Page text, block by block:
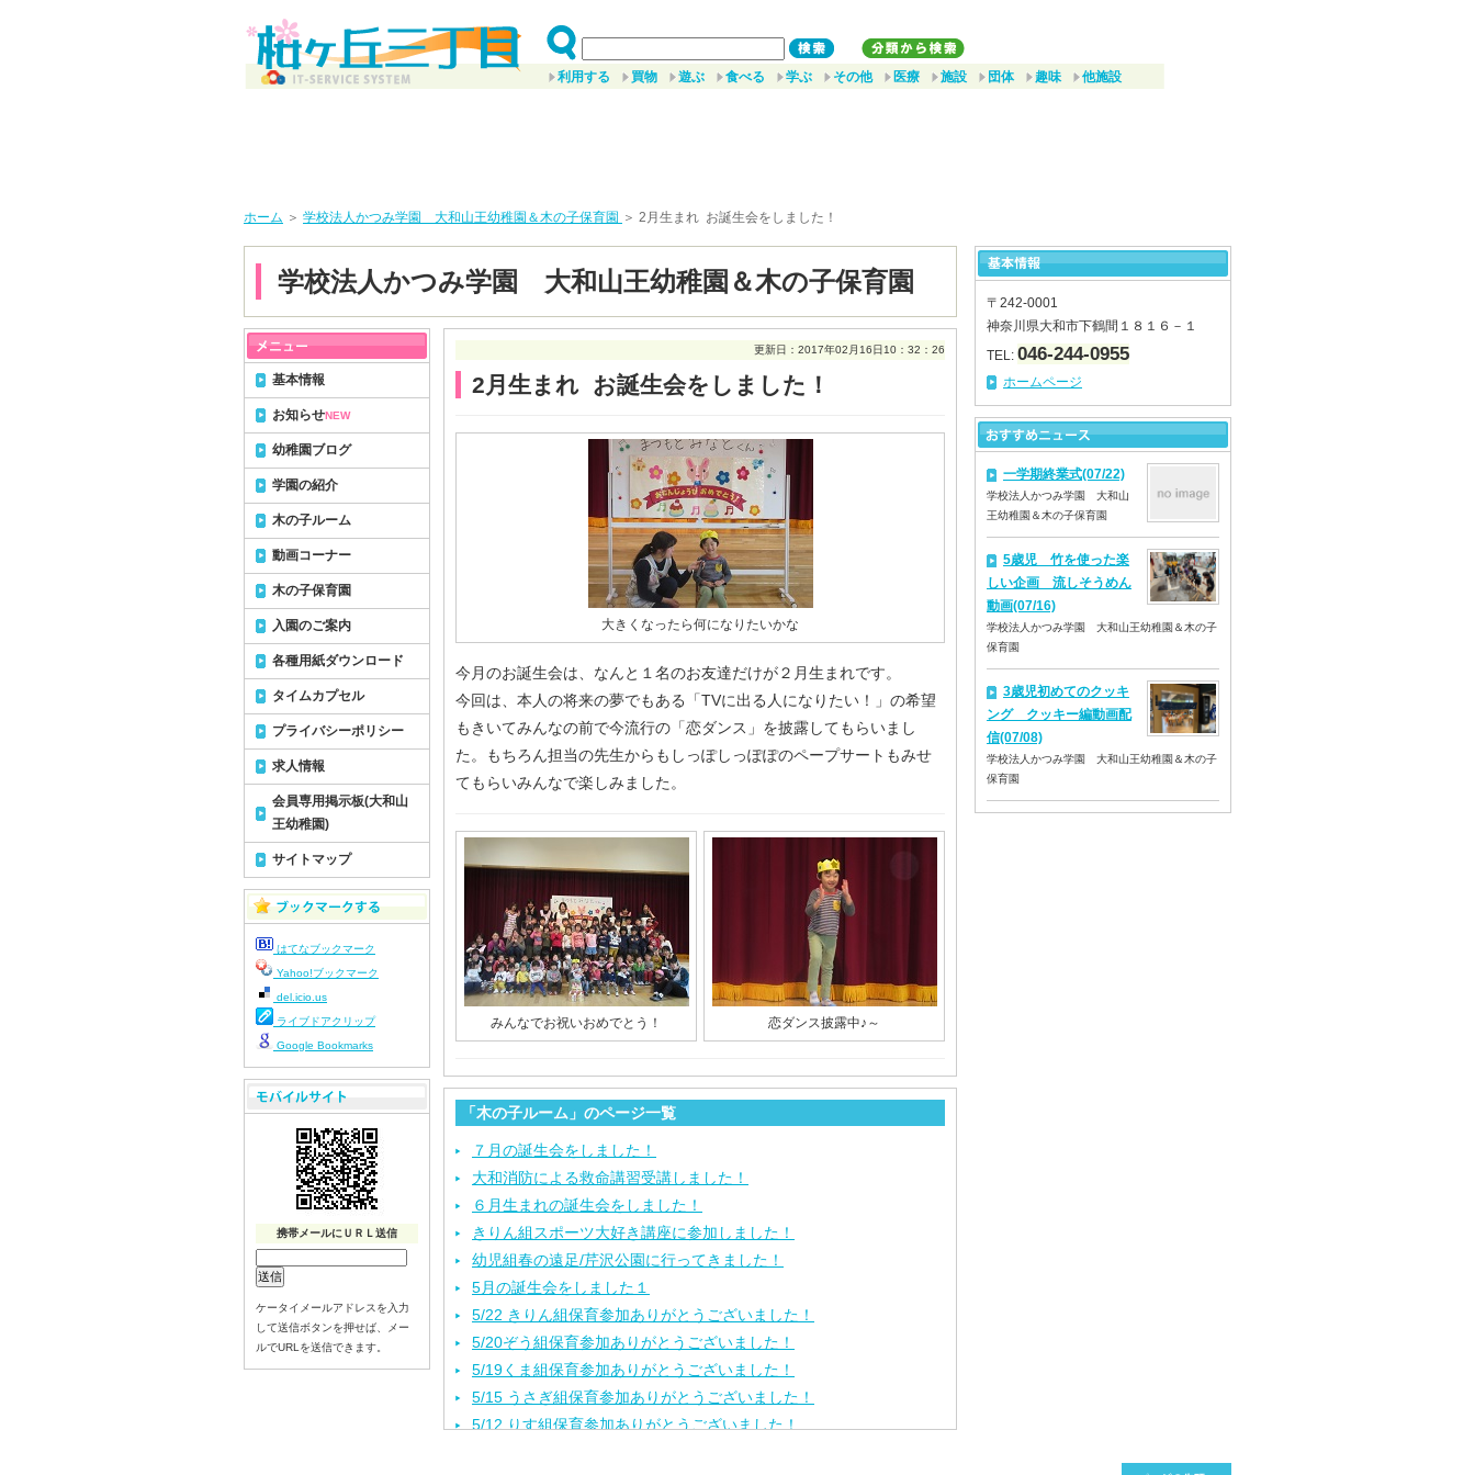
利用する 買物 遊ぶ 食べる 学ぶ その他 医療 施設 団体 趣味 他施設
ホーム ＞ 学校法人かつみ学園 大和山王幼稚園＆木の子保育園 ＞ 2月生まれ お誕生会をしました！
学校法人かつみ学園 大和山王幼稚園＆木の子保育園
更新日：2017年02月16日10：32：26
2月生まれ お誕生会をしました！
大きくなったら何になりたいかな
今月のお誕生会は、なんと１名のお友達だけが２月生まれです。
今回は、本人の将来の夢でもある「TVに出る人になりたい！」の希望
もきいてみんなの前で今流行の「恋ダンス」を披露してもらいまし
た。もちろん担当の先生からもしっぽしっぽぽのペープサートもみせ
てもらいみんなで楽しみました。
みんなでお祝いおめでとう！ 恋ダンス披露中♪～
「木の子ルーム」のページ一覧
７月の誕生会をしました！
大和消防による救命講習受講しました！
６月生まれの誕生会をしました！
きりん組スポーツ大好き講座に参加しました！
幼児組春の遠足/芹沢公園に行ってきました！
5月の誕生会をしました１
5/22 きりん組保育参加ありがとうございました！
5/20ぞう組保育参加ありがとうございました！
5/19くま組保育参加ありがとうございました！
5/15 うさぎ組保育参加ありがとうございました！
5/12 りす組保育参加ありがとうございました！
基本情報
お知らせNEW
幼稚園ブログ
学園の紹介
木の子ルーム
動画コーナー
木の子保育園
入園のご案内
各種用紙ダウンロード
タイムカプセル
プライバシーポリシー
求人情報
会員専用掲示板(大和山
王幼稚園)
サイトマップ
はてなブックマーク
Yahoo!ブックマーク
del.icio.us
ライブドアクリップ
Google Bookmarks
携帯メールにＵＲＬ送信
ケータイメールアドレスを入力
して送信ボタンを押せば、メー
ルでURLを送信できます。
〒242-0001
神奈川県大和市下鶴間１８１６－１
TEL: 046-244-0955
ホームページ
一学期終業式(07/22)
学校法人かつみ学園 大和山
王幼稚園＆木の子保育園
5歳児 竹を使った楽
しい企画 流しそうめん
動画(07/16)
学校法人かつみ学園 大和山王幼稚園＆木の子
保育園
3歳児初めてのクッキ
ング クッキー編動画配
信(07/08)
学校法人かつみ学園 大和山王幼稚園＆木の子
保育園